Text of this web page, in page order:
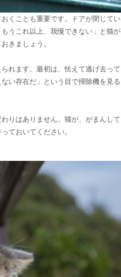
くことも重要です。ドアが閉じてい
うこれ以上、我慢できない」と猫が
きましょう。
れます。最初は、怯えて逃げ去って
い存在だ」という目で掃除機を見る
りはありません。猫が、がまんして
ておいてください。